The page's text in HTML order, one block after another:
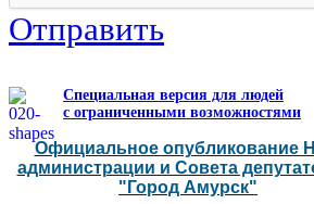
Отправить
Специальная версия для людей
с ограниченными возможностями
Официальное опубликование
администрации и Совета
"Город Амурск"